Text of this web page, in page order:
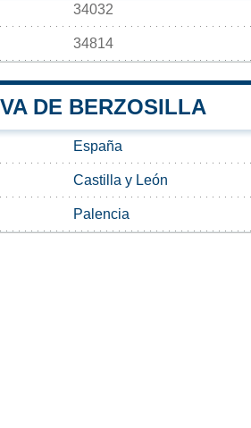
34032
34814
DE BERZOSILLA
España
Castilla y León
Palencia